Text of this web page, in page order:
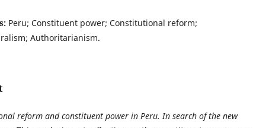
Peru; Constituent power; Constitutional reform;
Authoritarianism.
reform andconstituent power in Peru.In search of the new